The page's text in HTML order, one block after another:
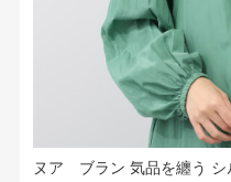
ヌア ブラン 気品を纏う シ